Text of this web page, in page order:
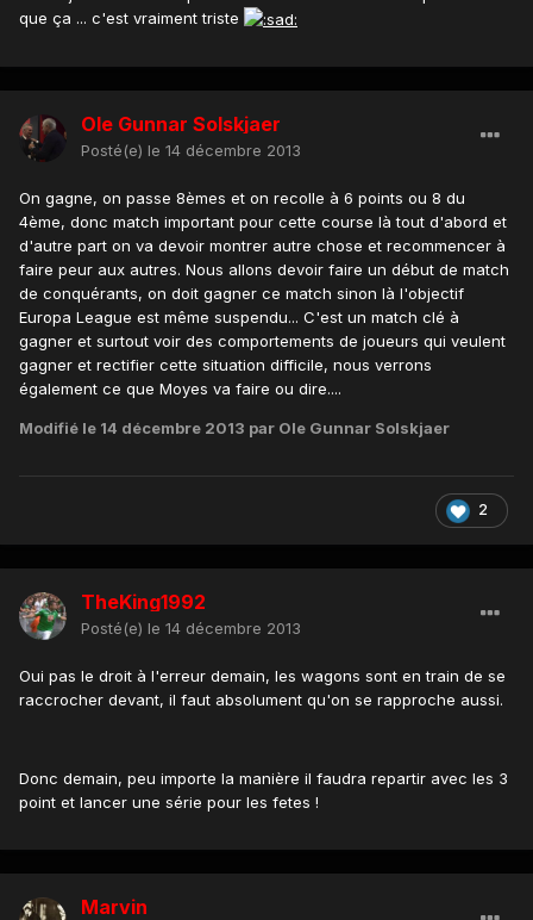
que ça ... c'est vraiment triste
Ole Gunnar Solskjaer
Posté(e) le 14 décembre 2013
On gagne, on passe 8èmes et on recolle à 6 points ou 8 du
4ème, donc match important pour cette course là tout d'abord et
d'autre part on va devoir montrer autre chose et recommencer à
faire peur aux autres. Nous allons devoir faire un début de match
de conquérants, on doit gagner ce match sinon là l'objectif
Europa League est même suspendu... C'est un match clé à
gagner et surtout voir des comportements de joueurs qui veulent
gagner et rectifier cette situation difficile, nous verrons
également ce que Moyes va faire ou dire....
Modifié le 14 décembre 2013 par Ole Gunnar Solskjaer
2
TheKing1992
Posté(e) le 14 décembre 2013
Oui pas le droit à l'erreur demain, les wagons sont en train de se
raccrocher devant, il faut absolument qu'on se rapproche aussi.
Donc demain, peu importe la manière il faudra repartir avec les 3
point et lancer une série pour les fetes !
Marvin